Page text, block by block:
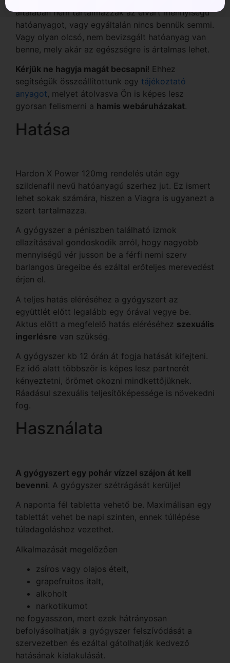
általában nem tartalmazzák az elvárt mennyiségű
hatóanyagot, vagy egyáltalán nincs bennük semmi.
Vagy olyan olcsó, nem bevizsgált hatóanyag van
benne, mely akár az egészségre is ártalmas lehet.
Kérjük ne hagyja magát becsapni! Ehhez
segítségük összeállítottunk egy tájékoztató
anyagot, melyet átolvasva Ön is képes lesz
gyorsan felismerni a hamis webáruházakat.
Hatása
Hardon X Power 120mg rendelés után egy
szildenafil nevű hatóanyagú szerhez jut. Ez ismert
lehet sokak számára, hiszen a Viagra is ugyanezt a
szert tartalmazza.
A gyógyszer a péniszben található izmok
ellazításával gondoskodik arról, hogy nagyobb
mennyiségű vér jusson be a férfi nemi szerv
barlangos üregeibe és ezáltal erőteljes merevedést
érjen el.
A teljes hatás eléréséhez a gyógyszert az
együttlét előtt legalább egy órával vegye be.
Aktus előtt a megfelelő hatás eléréséhez szexuális
ingerlésre van szükség.
A gyógyszer kb 12 órán át fogja hatását kifejteni.
Ez idő alatt többször is képes lesz partnerét
kényeztetni, örömet okozni mindkettőjüknek.
Ráadásul szexuális teljesítőképessége is növekedni
fog.
Használata
A gyógyszert egy pohár vízzel szájon át kell
bevenni. A gyógyszer szétrágását kerülje!
A naponta fél tabletta vehető be. Maximálisan egy
tablettát vehet be napi szinten, ennek túllépése
túladagoláshoz vezethet.
Alkalmazását megelőzően
zsíros vagy olajos ételt,
grapefruitos italt,
alkoholt
narkotikumot
ne fogyasszon, mert ezek hátrányosan
befolyásolhatják a gyógyszer felszívódását a
szervezetben és ezáltal gátolhatják kedvező
hatásának kialakulását.